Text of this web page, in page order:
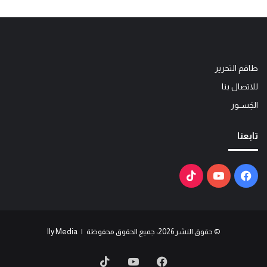
طاقم التحرير
للاتصال بنا
الجَســور
تابعنا
فيسبوكيوتيوب ‫TikTok
© حقوق النشر 2026، جميع الحقوق محفوظة | Ily Media
فيسبوكيوتيوب